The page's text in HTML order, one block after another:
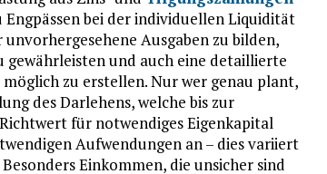
Engpässen bei der individuellen Liquidität
Ausgaben zu bilden,
gewährleisten und auch eine detaillierte
zu erstellen. Nur wer genau plant,
des Darlehens, welche bis zur
für notwendiges Eigenkapital
Aufwendungen an – dies variiert
Einkommen, die unsicher sind